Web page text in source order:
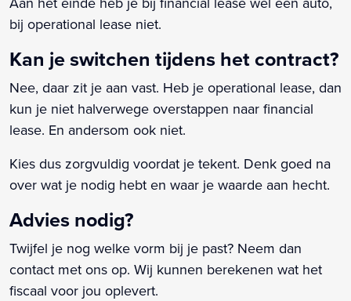
bij operational lease niet.
Kan je switchen tijdens het contract?
Nee, daar zit je aan vast. Heb je operational lease, dan
kun je niet halverwege overstappen naar financial
lease. En andersom ook niet.
Kies dus zorgvuldig voordat je tekent. Denk goed na
over wat je nodig hebt en waar je waarde aan hecht.
Advies nodig?
Twijfel je nog welke vorm bij je past? Neem dan
contact met ons op. Wij kunnen berekenen wat het
fiscaal voor jou oplevert.